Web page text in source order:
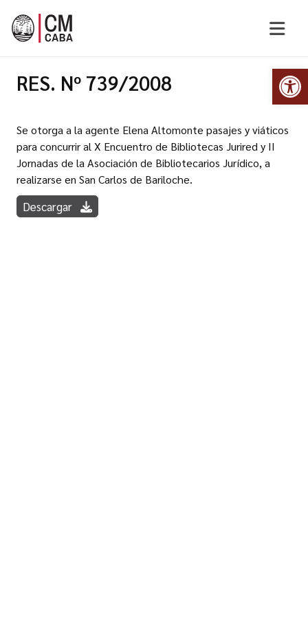
RES. Nº 739/2008
Se otorga a la agente Elena Altomonte pasajes y viáticos
para concurrir al X Encuentro de Bibliotecas Jurired y II
Jornadas de la Asociación de Bibliotecarios Jurídico, a
realizarse en San Carlos de Bariloche.
Descargar